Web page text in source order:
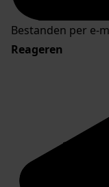
Bestanden per e-
Reageren